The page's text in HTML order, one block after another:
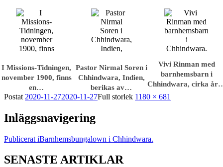
I Missions-Tidningen,
november 1900, finns
en…
Pastor Nirmal Soren i
Chhindwara, Indien,
berikas av…
Vivi Rinman med
barnhemsbarn i
Chhindwara, cirka
Postat 2020-11-272020-11-27Full storlek 1180 × 681
Inläggsnavigering
Publicerat iBarnhemsbungalown i Chhindwara.
SENASTE ARTIKLAR